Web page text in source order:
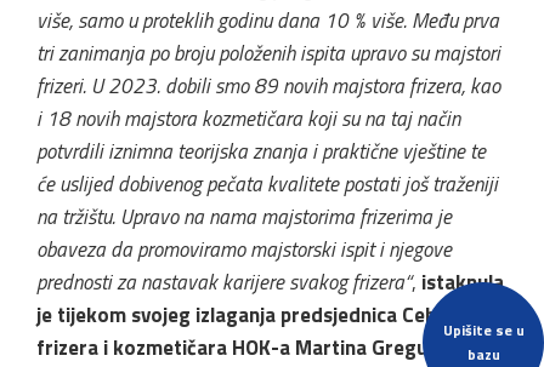
Upišite se u
bazu
više, samo u proteklih godinu dana 10 % više. Među prva
tri zanimanja po broju položenih ispita upravo su majstori
frizeri. U 2023. dobili smo 89 novih majstora frizera, kao
i 18 novih majstora kozmetičara koji su na taj način
potvrdili iznimna teorijska znanja i praktične vještine te
će uslijed dobivenog pečata kvalitete postati još traženiji
na tržištu. Upravo na nama majstorima frizerima je
obaveza da promoviramo majstorski ispit i njegove
prednosti za nastavak karijere svakog frizera“, istaknula
je tijekom svojeg izlaganja predsjednica Ceha
frizera i kozmetičara HOK-a Martina Gregur